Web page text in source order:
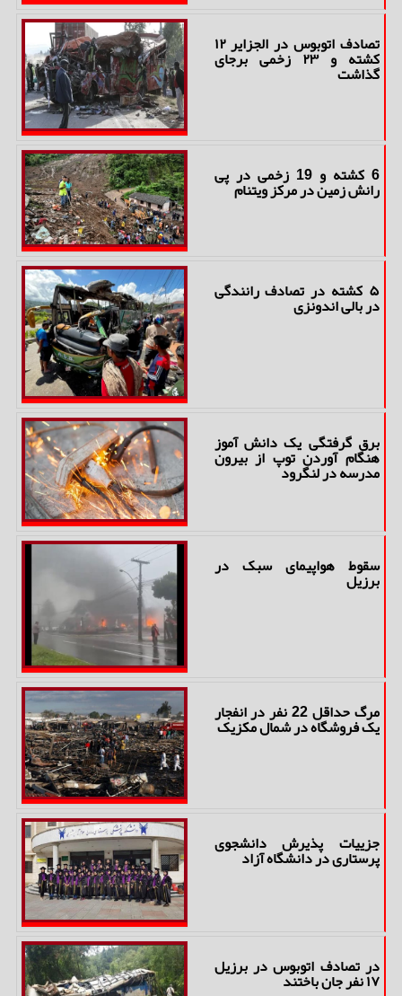
تصادف اتوبوس در الجزایر ۱۲
کشته و ۲۳ زخمی برجای
گذاشت
6 کشته و 19 زخمی در پی
رانش زمین در مرکز ویتنام
۵ کشته در تصادف رانندگی
در بالی اندونزی
برق گرفتگی یک دانش آموز
هنگام آوردن توپ از بیرون
مدرسه در لنگرود
سقوط هواپیمای سبک در
برزیل
مرگ حداقل 22 نفر در انفجار
یک فروشگاه در شمال مکزیک
جزییات پذیرش دانشجوی
پرستاری در دانشگاه آزاد
در تصادف اتوبوس در برزیل
۱۷ نفر جان باختند